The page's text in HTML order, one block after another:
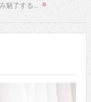
魅了する…